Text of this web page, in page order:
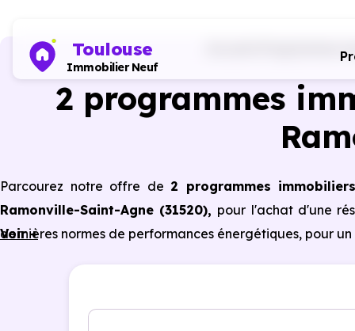
Toulouse
Immobilier Neuf
Programmes
2 programmes
Parcourez notre offre de 2 programmes
Ramonville-Saint-Agne (31520), pour l'achat d'une
dernières normes de performances énergétiques, pour
Voir +